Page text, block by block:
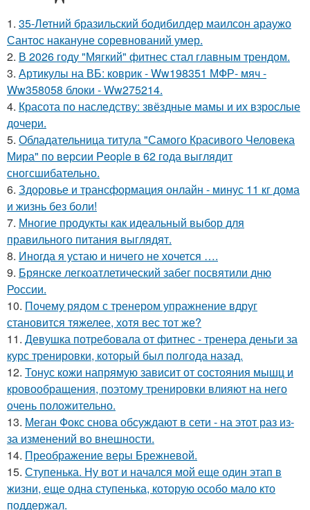
1. 35-Летний бразильский бодибилдер маилсон араужо
Сантос накануне соревнований умер.
2. В 2026 году "Мягкий" фитнес стал главным трендом.
3. Артикулы на ВБ: коврик - Ww198351 МФР- мяч -
Ww358058 блоки - Ww275214.
4. Красота по наследству: звёздные мамы и их взрослые
дочери.
5. Обладательница титула "Самого Красивого Человека
Мира" по версии People в 62 года выглядит
сногсшибательно.
6. Здоровье и трансформация онлайн - минус 11 кг дома
и жизнь без боли!
7. Многие продукты как идеальный выбор для
правильного питания выглядят.
8. Иногда я устаю и ничего не хочется ….
9. Брянске легкоатлетический забег посвятили дню
России.
10. Почему рядом с тренером упражнение вдруг
становится тяжелее, хотя вес тот же?
11. Девушка потребовала от фитнес - тренера деньги за
курс тренировки, который был полгода назад.
12. Тонус кожи напрямую зависит от состояния мышц и
кровообращения, поэтому тренировки влияют на него
очень положительно.
13. Меган Фокс снова обсуждают в сети - на этот раз из-
за изменений во внешности.
14. Преображение веры Брежневой.
15. Ступенька. Ну вот и начался мой еще один этап в
жизни, еще одна ступенька, которую особо мало кто
поддержал.